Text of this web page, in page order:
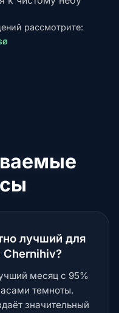
рассмотрите:
лучший для
Chernihiv?
месяц с 95%
темноты.
значительный